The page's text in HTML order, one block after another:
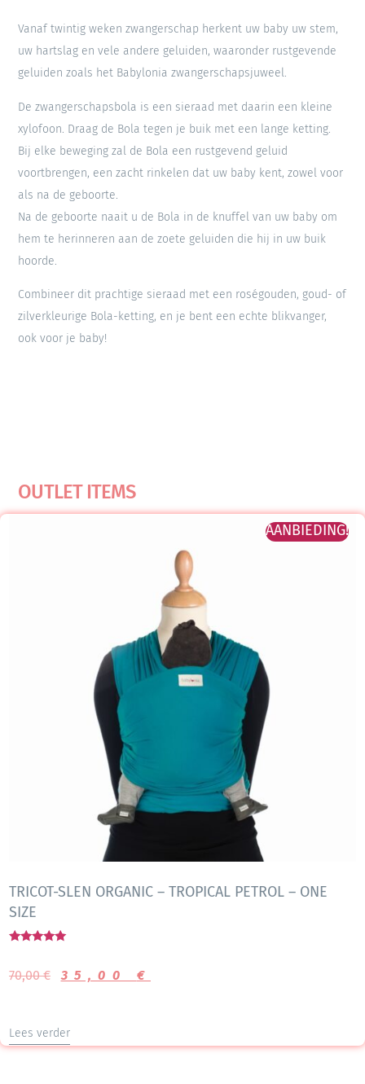
Vanaf twintig weken zwangerschap herkent uw baby uw stem,
uw hartslag en vele andere geluiden, waaronder rustgevende
geluiden zoals het Babylonia zwangerschapsjuweel.
De zwangerschapsbola is een sieraad met daarin een kleine
xylofoon. Draag de Bola tegen je buik met een lange ketting.
Bij elke beweging zal de Bola een rustgevend geluid
voortbrengen, een zacht rinkelen dat uw baby kent, zowel voor
als na de geboorte.
Na de geboorte naait u de Bola in de knuffel van uw baby om
hem te herinneren aan de zoete geluiden die hij in uw buik
hoorde.
Combineer dit prachtige sieraad met een roségouden, goud- of
zilverkleurige Bola-ketting, en je bent een echte blikvanger,
ook voor je baby!
OUTLET ITEMS
AANBIEDING!
TRICOT-SLEN ORGANIC – TROPICAL PETROL – ONE
SIZE
uit 5
70,00€ 35,00 €
Lees verder